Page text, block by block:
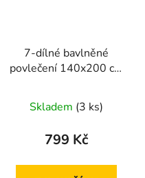
7-dílné bavlněné
povlečení 140x200 cm
Skladem (3 ks)
799 Kč